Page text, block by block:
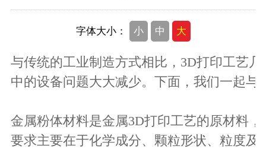
字体大小： 小 中 大
与传统的工业制造方式相比，3D打印工艺
中的设备问题大大减少。下面，我们一起
金属粉体材料是金属3D打印工艺的原材料
要求主要在于化学成分、颗粒形状、粒度